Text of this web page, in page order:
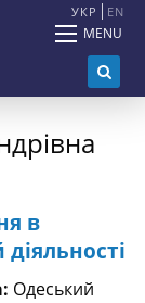
УКР EN
MENU
в
Одеський